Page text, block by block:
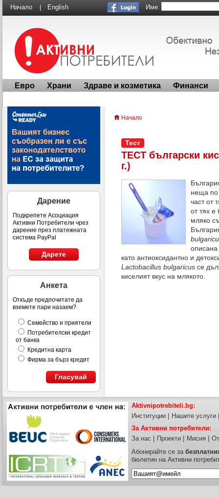
Начало English Име:
Евро Храни Здраве и козметика Финанси
Дарение
Подкрепете Асоциация
Активни Потребители чрез
дарение през платежната
система PayPal
Дарете
Анкета
Откъде предпочитате да
вземете пари назаем?
Семейство и приятели
Потребителски кредит
от банка
Кредитна карта
Фирма за бърз кредит
Гласувай
Начало
Тест
ТЕСТ български
г.)
неща
част от
от тях е
мляко
описана
като антиоксидантно и
Lactobacillus bulgaricus се
киселият вкус на млякото.
Aktivnipotrebiteli.bg:
Институции
Нашите услуги
За Активни потребители:
За нас
Проекти Мисия
Абонирайте се за
бюлетин на Активни